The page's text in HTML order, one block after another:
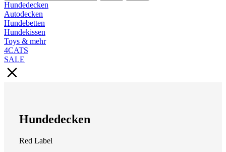
Hundedecken
Autodecken
Hundebetten
Hundekissen
Toys & mehr
4CATS
SALE
Hundedecken
Red Label